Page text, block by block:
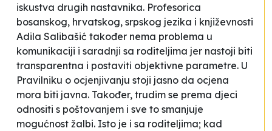
iskustva drugih nastavnika. Profesorica
bosanskog, hrvatskog, srpskog jezika i književnosti
Adila Salibašić također nema problema u
komunikaciji i saradnji sa roditeljima jer nastoji biti
transparentna i postaviti objektivne parametre. U
Pravilniku o ocjenjivanju stoji jasno da ocjena
mora biti javna. Također, trudim se prema djeci
odnositi s poštovanjem i sve to smanjuje
mogućnost žalbi. Isto je i sa roditeljima; kad